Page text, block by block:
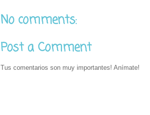
No comments:
Post a Comment
Tus comentarios son muy importantes! Anímate!